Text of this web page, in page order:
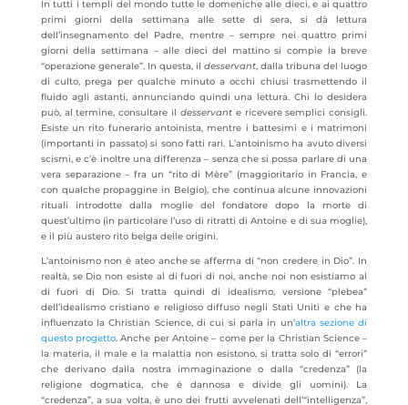
In tutti i templi del mondo tutte le domeniche alle dieci, e ai quattro
primi giorni della settimana alle sette di sera, si dà lettura
dell’insegnamento del Padre, mentre – sempre nei quattro primi
giorni della settimana – alle dieci del mattino si compie la breve
“operazione generale”. In questa, ildesservant, dalla tribuna del luogo
di culto, prega per qualche minuto a occhi chiusi trasmettendo il
fluido agli astanti, annunciando quindi una lettura. Chi lo desidera
può, al termine, consultare il desservante ricevere semplici consigli.
Esiste un rito funerario antoinista, mentre i battesimi e i matrimoni
(importanti in passato) si sono fatti rari. L’antoinismo ha avuto diversi
scismi, e c’è inoltre una differenza – senza che si possa parlare di una
vera separazione – fra un “rito di Mère” (maggioritario in Francia, e
con qualche propaggine in Belgio), che continua alcune innovazioni
rituali introdotte dalla moglie del fondatore dopo la morte di
quest’ultimo (in particolare l’uso di ritratti di Antoine e di sua moglie),
e il più austero rito belga delle origini.
L’antoinismo non è ateo anche se afferma di “non credere in Dio”. In
realtà, se Dio non esiste al di fuori di noi, anche noi non esistiamo al
di fuori di Dio. Si tratta quindi di idealismo, versione “plebea”
dell’idealismo cristiano e religioso diffuso negli Stati Uniti e che ha
influenzato la Christian Science, di cui si parla in un’altra sezione di
questo progetto. Anche per Antoine – come per la Christian Science –
la materia, il male e la malattia non esistono, si tratta solo di “errori”
che derivano dalla nostra immaginazione o dalla “credenza” (la
religione dogmatica, che è dannosa e divide gli uomini). La
“credenza”, a sua volta, è uno dei frutti avvelenati dell’“intelligenza”,